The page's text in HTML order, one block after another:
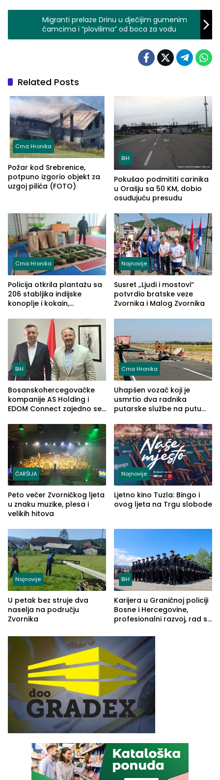
Migranti prelaze Drinu u dječijim gumenim
čamcima i “plovilima” od boca za vodu
Related Posts
Crna Hronika
Požar kod Srebrenice,
potpuno izgorio objekt za
uzgoj pilića (FOTO)
BiH
Pokušao podmititi carinika
u Orašju sa 50 KM, dobio
osuđujuću presudu
Crna Hronika
Policija otkrila plantažu sa
206 stabljika indijske
konoplje i kokain,
(FOTO)
Najnovije
Susret „Ljudi i mostovi“
potvrdio bratske veze
Zvornika i Malog Zvornika
BiH
Bosanskohercegovačke
kompanije AS Holding i
EDOM Connect zajedno se
Crna Hronika
Uhapšen vozač koji je
usmrtio dva radnika
putarske službe na putu
(FOTO)
ČARŠIJA
Peto večer Zvorničkog ljeta
u znaku muzike, plesa i
velikih hitova
Najnovije
Ljetno kino Tuzla: Bingo i
ovog ljeta na Trgu slobode
Najnovije
U petak bez struje dva
naselja na području
Zvornika
BiH
Karijera u Graničnoj policiji
Bosne i Hercegovine,
profesionalni razvoj, rad sa
služba građanima